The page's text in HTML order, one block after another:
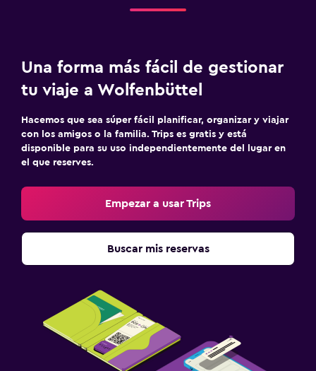
Una forma más fácil de gestionar
tu viaje a Wolfenbüttel
Hacemos que sea súper fácil planificar, organizar y viajar
con los amigos o la familia. Trips es gratis y está
disponible para su uso independientemente del lugar en
el que reserves.
Empezar a usar Trips
Buscar mis reservas